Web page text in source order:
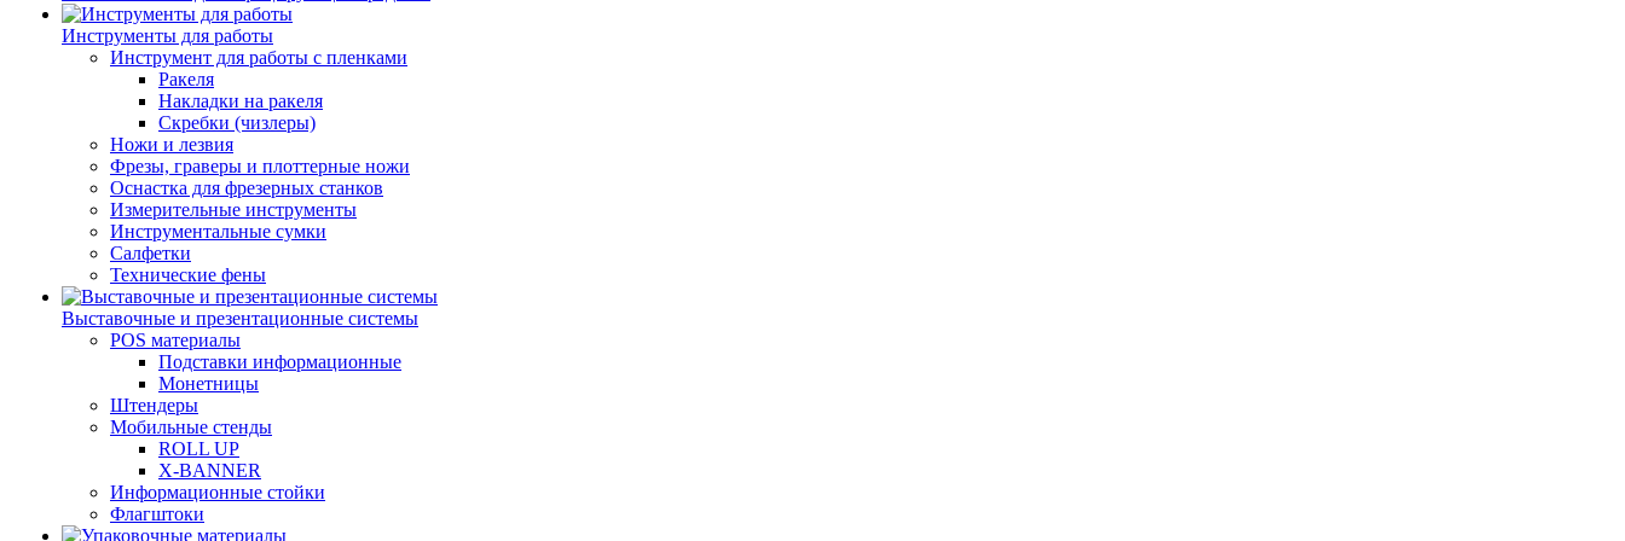
Инструменты для работы
Инструмент для работы с пленками
Ракеля
Накладки на ракеля
Скребки (чизлеры)
Ножи и лезвия
Фрезы, граверы и плоттерные ножи
Оснастка для фрезерных станков
Измерительные инструменты
Инструментальные сумки
Салфетки
Технические фены
Выставочные и презентационные системы
POS материалы
Подставки информационные
Монетницы
Штендеры
Мобильные стенды
ROLL UP
X-BANNER
Информационные стойки
Флагштоки